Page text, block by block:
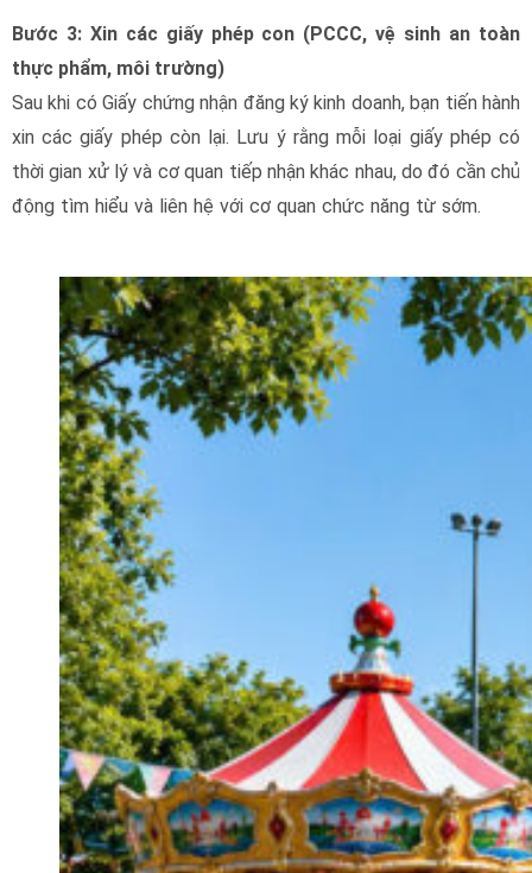
Bước 3: Xin các giấy phép con (PCCC, vệ sinh an toàn
thực phẩm, môi trường)
Sau khi có Giấy chứng nhận đăng ký kinh doanh, bạn tiến hành
xin các giấy phép còn lại. Lưu ý rằng mỗi loại giấy phép có
thời gian xử lý và cơ quan tiếp nhận khác nhau, do đó cần chủ
động tìm hiểu và liên hệ với cơ quan chức năng từ sớm.